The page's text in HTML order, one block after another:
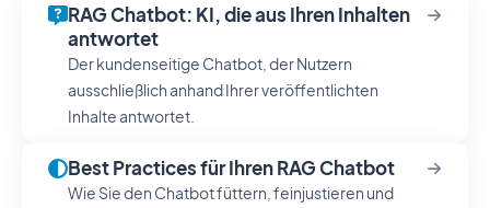
RAG Chatbot: KI, die aus Ihren Inhalten
antwortet
Der kundenseitige Chatbot, der Nutzern
ausschließlich anhand Ihrer veröffentlichten
Inhalte antwortet.
Best Practices für Ihren RAG Chatbot
Wie Sie den Chatbot füttern, feinjustieren und